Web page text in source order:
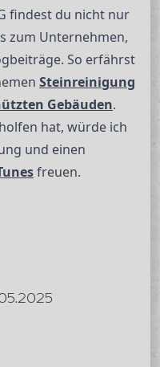
findest du nicht nur
zum Unternehmen,
So erfährst
Steinreinigung
Gebäuden.
hat, würde ich
und einen
freuen.